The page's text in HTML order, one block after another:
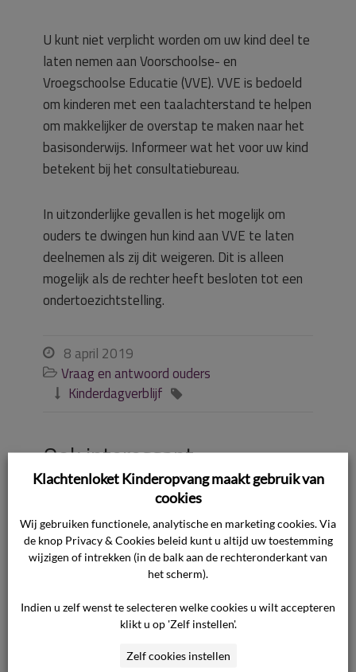
U kunt niet verplicht worden om uw kind deel te
laten nemen aan Voorschoolse- en
Vroegschoolse Educatie (VVE). VVE is bedoeld
om kinderen met een taalachterstand te helpen
om makkelijker de overstap te maken naar het
basisonderwijs. Informeer wat het voor uw kind
betekent bij het consultatiebureau.
In uitzonderlijke gevallen is het mogelijk om
ouders te dwingen hun kind aan VVE te laten
deelnemen als zij dit weigeren. Dit is alleen
mogelijk als de rechter heeft besloten tot een
ondertoezichtstelling.
 8 april 2019
 Vraag en antwoord ouders
 Kinderdagverblijf 
Ook interessant
Wegens besmettelijke ziekte mag
kind niet naar de opvang, moet de
ouder dan toch betalen?
Hoe kan ik eerdere uitspraken over
Hoe gaat Klachtenloket
Kinderopvang om met mijn privacy?
Klachtenloket Kinderopvang maakt gebruik van
cookies
Wij gebruiken functionele, analytische en marketing cookies. Via
de knop Privacy & Cookies beleid kunt u altijd uw toestemming
wijzigen of intrekken (in de balk aan de rechteronderkant van
het scherm).
Indien u zelf wenst te selecteren welke cookies u wilt accepteren
klikt u op 'Zelf instellen'.
Zelf cookies instellen